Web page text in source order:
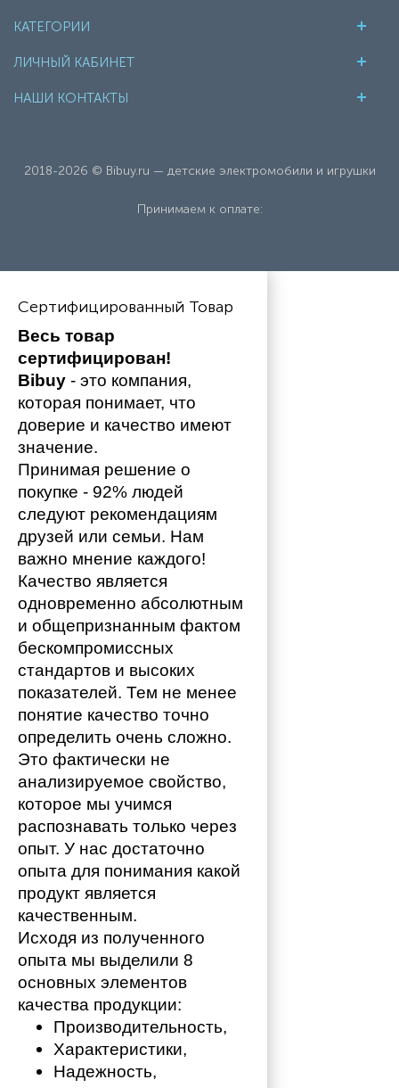
КАТЕГОРИИ
ЛИЧНЫЙ КАБИНЕТ
НАШИ КОНТАКТЫ
2018-2026 © Bibuy.ru — детские электромобили и игрушки
Принимаем к оплате:
Сертифицированный Товар
Весь товар
сертифицирован!
Bibuy - это компания,
которая понимает, что
доверие и качество имеют
значение.
Принимая решение о
покупке - 92% людей
следуют рекомендациям
друзей или семьи. Нам
важно мнение каждого!
Качество является
одновременно абсолютным
и общепризнанным фактом
бескомпромиссных
стандартов и высоких
показателей. Тем не менее
понятие качество точно
определить очень сложно.
Это фактически не
анализируемое свойство,
которое мы учимся
распознавать только через
опыт. У нас достаточно
опыта для понимания какой
продукт является
качественным.
Исходя из полученного
опыта мы выделили 8
основных элементов
качества продукции:
Производительность,
Характеристики,
Надежность,